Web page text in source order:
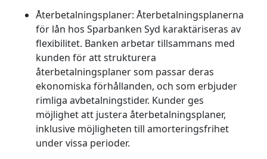
Återbetalningsplaner: Återbetalningsplanerna
för lån hos Sparbanken Syd karaktäriseras av
flexibilitet. Banken arbetar tillsammans med
kunden för att strukturera
återbetalningsplaner som passar deras
ekonomiska förhållanden, och som erbjuder
rimliga avbetalningstider. Kunder ges
möjlighet att justera återbetalningsplaner,
inklusive möjligheten till amorteringsfrihet
under vissa perioder.